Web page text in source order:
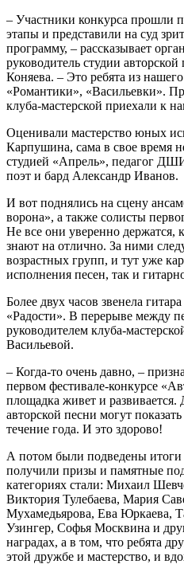
– Участники конкурса прошли
этапы и представили на суд
программу, – рассказывает
руководитель студии
Коняева. – Это ребята из
«Романтики», «Васильевки».
клуба-мастерской приехали к
Оценивали мастерство юных
Карпушина, сама в свое время
студией «Апрель», педагог
поэт и бард Александр Иванов.
И вот поднялись на сцену
ворона», а также солисты
Не все они уверенно держатся,
знают на отлично. За ними
возрастных групп, и тут уже
исполнения песен, так и
Более двух часов звенела
«Радости». В перерыве между
руководителем клуба-
Васильевой.
– Когда-то очень давно, –
первом фестивале-конкурсе
площадка живет и развивается.
авторской песни могут
течение года. И это здорово!
А потом были подведены
получили призы и памятные
категориях стали: Михаил
Виктория Тулебаева, Мария
Мухамедьярова, Ева Юркаева,
Узингер, Софья Москвина и
наградах, а в том, что ребята
этой дружбе и мастерство, и